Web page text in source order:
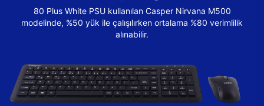
80 Plus White PSU kullanılan Casper Nirvana M500
modelinde, %50 yük ile çalışılırken ortalama %80 verimlilik
alınabilir.